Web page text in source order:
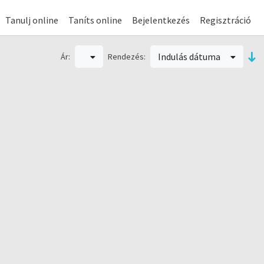
Tanulj online Taníts online Bejelentkezés Regisztráció
Ár: Rendezés: Indulás dátuma